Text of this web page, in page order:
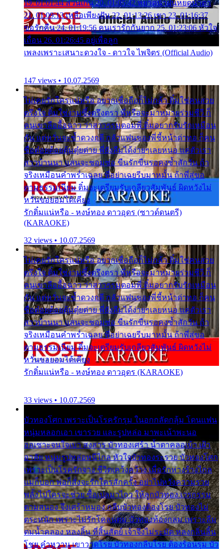
19. 01:01:44 ส่วนเกิน 20. 01:05:42 หยาดน้ำฝนหยดน้ำตา
21. 01:09:13 เหลือเพียงฝัน 22. 01:13:26 เขา 23. 01:16:37
ขอรักคืน 24. 01:19:56 คนเรารักกันยาก 25. 01:23:06 หัวใจ
เถื่อน 26. 01:26:45 อยู่เพื่อลูก
เพลงเพราะเสนาะดวงใจ - ดาวใจ ไพจิตร (Official Audio)
147 views • 10.07.2569
ไม่เคยรักใครแน่หรือ อยากเชื่อถือก็ไม่กล้า ติ๋มใช่คนสวย
ตรึงใจ ติ๋มใช่งามซึ้งตรึงตรา พี่หรือจะมาหมายร่วมชีวี ก็
คนเขาลืออื้อฉาว ว่าสาวๆรุมตอมพี่ ติ๋มอยากรับรักเหมือน
กัน แต่หวั่นจะช้ำดวงฤดี กลัวแฟนของพี่ชี้หน้าด่าทอ ก็คน
ชื่อต๋อยต้อยตุ้มตุ๋ยต่าย พี่ยังลืมได้ง่ายๆเลยหนอ แค่ตัวเรา
สาวบ้านนา แสนจะซอมซ่อ ขืนรักขืนรอคงช้ำสักวัน ถ้า
จริงเหมือนคำพร่ำเฉลย พี่อย่าเฉยรีบมาหมั้น ถ้าพี่สู่ขอ
ตามธรรมเนียม ติ๋มจะเตรียมรับเกลียวสัมพันธ์ ผิดหวังไม่
หวั่นขอยอมได้เคียง
รักติ๋มแน่หรือ - หงษ์ทอง ดาวอุดร (ซาวด์ดนตรี)
(KARAOKE)
32 views • 10.07.2569
ไม่เคยรักใครแน่หรือ อยากเชื่อถือก็ไม่กล้า ติ๋มใช่คนสวย
ตรึงใจ ติ๋มใช่งามซึ้งตรึงตรา พี่หรือจะมาหมายร่วมชีวี ก็
คนเขาลืออื้อฉาว ว่าสาวๆรุมตอมพี่ ติ๋มอยากรับรักเหมือน
กัน แต่หวั่นจะช้ำดวงฤดี กลัวแฟนของพี่ชี้หน้าด่าทอ ก็คน
ชื่อต๋อยต้อยตุ้มตุ๋ยต่าย พี่ยังลืมได้ง่ายๆเลยหนอ แค่ตัวเรา
สาวบ้านนา แสนจะซอมซ่อ ขืนรักขืนรอคงช้ำสักวัน ถ้า
จริงเหมือนคำพร่ำเฉลย พี่อย่าเฉยรีบมาหมั้น ถ้าพี่สู่ขอ
ตามธรรมเนียม ติ๋มจะเตรียมรับเกลียวสัมพันธ์ ผิดหวังไม่
หวั่นขอยอมได้เคียง
รักติ๋มแน่หรือ - หงษ์ทอง ดาวอุดร (KARAOKE)
33 views • 10.07.2569
บัวทองโศก เพราะเป็นโรครักรุม ในอกกลัดกลุ้ม โดนแฟน
หนุ่มหลอกเอา เขารวย และรูปหล่อ มาพะเน้าพะนอ
ออเซาะจนใจเบา สงสาร บัวทองเศร้า น้ำตาคลอเบ้า เฝ้า
อาลัย หนุ่มรูปหล่อหนีไกล หัวใจบัวทองระรวย บัวทองโศก
เพราะเป็นโรครักจาง ชีวิตเคว้งคว้าง เมื่อรักห่างร้างไกล
แม่ก็บอก พ่อก็สั่งจะรักใครสักครั้ง อย่าไปหวังความรวย
พลั้งไปใครจะช่วย ซื้อเปลมาไกว ให้ลูกบัวทอง เวรกรรม
ตามสนอง จึงเศร้าหมอง กลีบบัวทองต้องโรย บัวทองไม่
ตระหนัก เพราะไม่รักโคลนตม บัวทองท้องกลม เพราะลืม
ตมน้ำคลอง หลงลิ้น ที่สิ้นสัตย์ เจ้าจึงไม่ระมัด หลงกลิ่นลิ้น
โชย คำหวาน เขาวาดโรย บัวทองกลีบโรย ต้องร้อนรุม บัว